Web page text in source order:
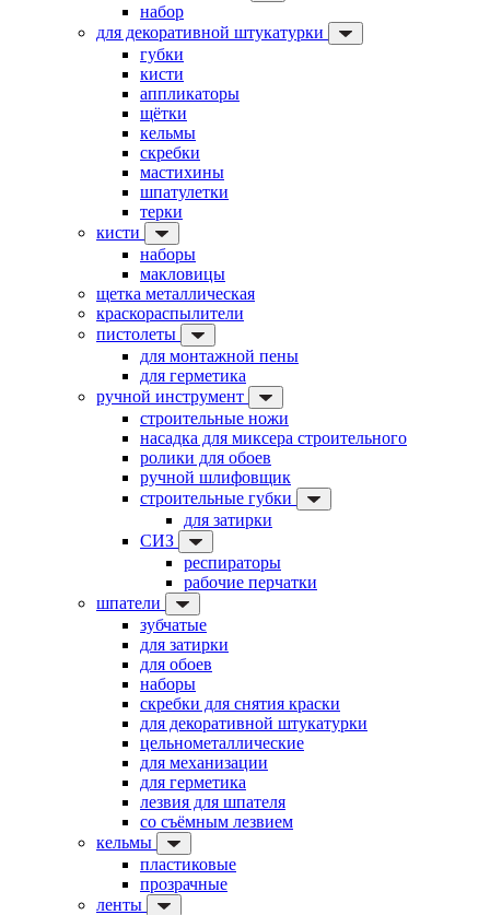
набор
для декоративной штукатурки
губки
кисти
аппликаторы
щётки
кельмы
скребки
мастихины
шпатулетки
терки
кисти
наборы
макловицы
щетка металлическая
краскораспылители
пистолеты
для монтажной пены
для герметика
ручной инструмент
строительные ножи
насадка для миксера строительного
ролики для обоев
ручной шлифовщик
строительные губки
для затирки
СИЗ
респираторы
рабочие перчатки
шпатели
зубчатые
для затирки
для обоев
наборы
скребки для снятия краски
для декоративной штукатурки
цельнометаллические
для механизации
для герметика
лезвия для шпателя
со съёмным лезвием
кельмы
пластиковые
прозрачные
ленты